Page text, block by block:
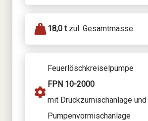
18,0 tzul. Gesamtmasse
Feuerlöschkreiselpumpe
FPN 10-2000
mit Druckzumischanlage und
Pumpenvormischanlage